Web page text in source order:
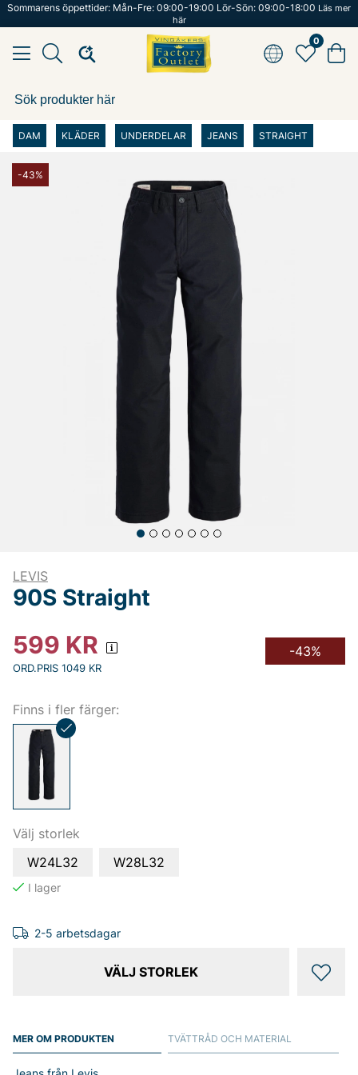
Sommarens öppettider: Mån-Fre: 09:00-19:00 Lör-Sön: 09:00-18:00 Läs mer
här
0
DAM KLÄDER UNDERDELAR JEANS STRAIGHT
-43%
LEVIS
90S Straight
599 KR
ORD.PRIS 1049 KR
-43%
Finns i fler färger:
Välj storlek
W24L32
W28L32
2-5 arbetsdagar
VÄLJ STORLEK
MER OM PRODUKTEN TVÄTTRÅD OCH MATERIAL